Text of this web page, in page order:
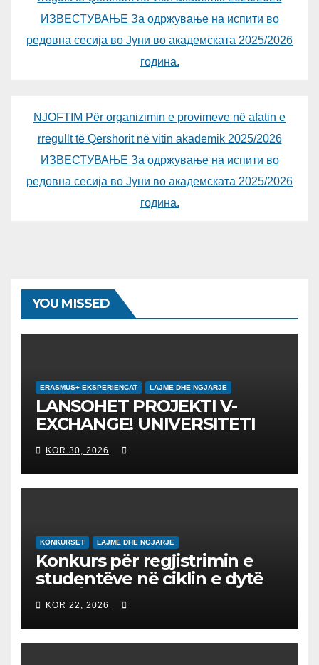
ИЗВЕСТУВАЊЕ За одржување на испити во
редовна сесија во Јуни во академската 2025/2026
година.
NJOFTIM Për organizimin e provimeve në afatin e
rregullt të Qershorit në vitin akademik 2025/2026
ИЗВЕСТУВАЊЕ За одржување на испити во
редовна сесија во Јуни во академската 2025/2026
година.
YOU MISSED
ERASMUS+ EKSPERIENCAT LAJME DHE NGJARJE
LANSOHET PROJEKTI V-
EXCHANGE! UNIVERSITETI
“NËNË TEREZA” NË SHKUP
UDHËHEQ NISMËN
NDËRKOMBËTARE PËR
EDUKIMIN DIGJITAL DHE
KOR 30, 2026
KONKURSET LAJME DHE NGJARJE
Konkurs për regjistrimin e
studentëve në ciklin e dytë
2026/2027 – Конкурс за
запишување на студенти
на втор циклус студии за
2026/2027
KOR 22, 2026